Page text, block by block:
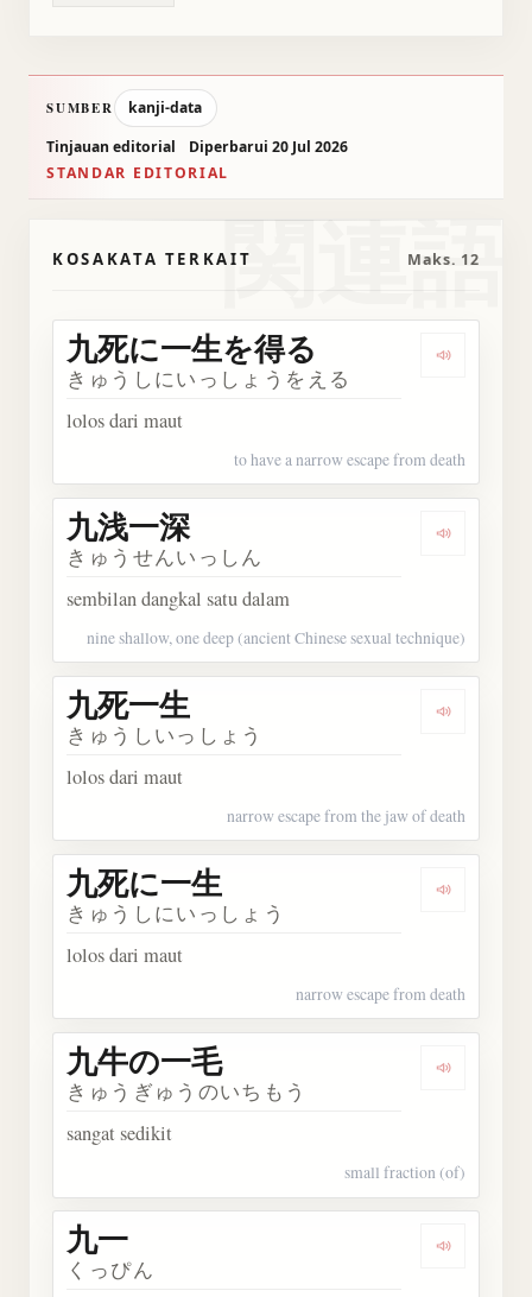
SUMBER
kanji-data
Tinjauan editorial
Diperbarui 20 Jul 2026
STANDAR EDITORIAL
関連語
KOSAKATA TERKAIT Maks. 12
九死に一生を得る
きゅうしにいっしょうをえる
lolos dari maut
to have a narrow escape from death
九浅一深
きゅうせんいっしん
sembilan dangkal satu dalam
nine shallow, one deep (ancient Chinese sexual technique)
九死一生
きゅうしいっしょう
lolos dari maut
narrow escape from the jaw of death
九死に一生
きゅうしにいっしょう
lolos dari maut
narrow escape from death
九牛の一毛
きゅうぎゅうのいちもう
sangat sedikit
small fraction (of)
Dengarkan
九一
くっぴん